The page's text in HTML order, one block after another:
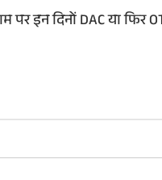
इन दिनों DAC या फिर